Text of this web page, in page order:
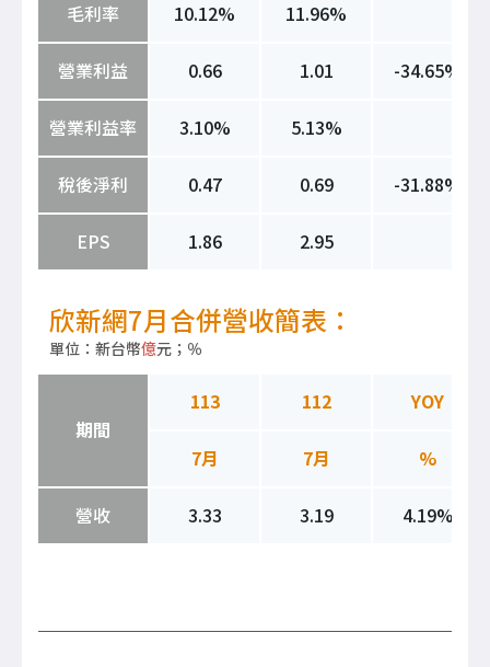
毛利率 10.12% 11.96%
營業利益 0.66 1.01 -34.65%
營業利益率 3.10% 5.13%
稅後淨利 0.47 0.69 -31.88%
EPS 1.86 2.95
欣新網7月合併營收簡表：
單位：新台幣億元；％
期間
113 112 YOY
7月 7月 %
營收 3.33 3.19 4.19%